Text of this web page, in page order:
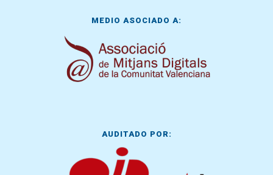
MEDIO ASOCIADO A:
AUDITADO POR: